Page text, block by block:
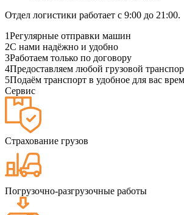
Отдел логистики работает с 9:00 до 21:00.
1Регулярные отправки машин
2С нами надёжно и удобно
3Работаем только по договору
4Предоставляем любой грузовой
5Подаём транспорт в удобное для вас
Сервис
Страхование грузов
Погрузочно-разгрузочные работы